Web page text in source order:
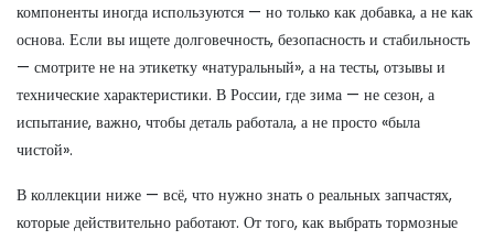
компоненты иногда используются — но только как добавка, а не как
основа. Если вы ищете долговечность, безопасность и стабильность
— смотрите не на этикетку «натуральный», а на тесты, отзывы и
технические характеристики. В России, где зима — не сезон, а
испытание, важно, чтобы деталь работала, а не просто «была
чистой».
В коллекции ниже — всё, что нужно знать о реальных запчастях,
которые действительно работают. От того, как выбрать тормозные